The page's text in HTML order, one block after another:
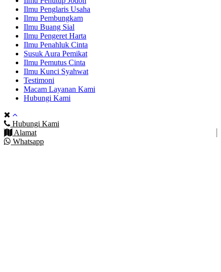
Ilmu Penglaris Usaha
Ilmu Pembungkam
Ilmu Buang Sial
Ilmu Pengeret Harta
Ilmu Penahluk Cinta
Susuk Aura Pemikat
Ilmu Pemutus Cinta
Ilmu Kunci Syahwat
Testimoni
Macam Layanan Kami
Hubungi Kami
Hubungi Kami
Alamat
Whatsapp